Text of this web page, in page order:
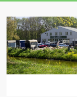
naar
de
inhoud